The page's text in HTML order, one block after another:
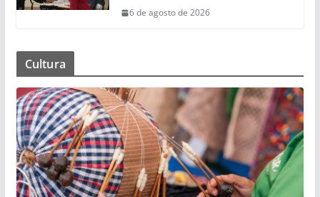
6 de agosto de 2026
Cultura